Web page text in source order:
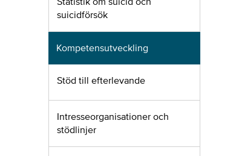
suicidförsök
Kompetensutveckling
Stöd till efterlevande
Intresseorganisationer och
stödlinjer